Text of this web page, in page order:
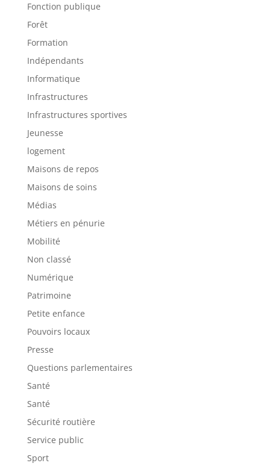
Fonction publique
Forêt
Formation
Indépendants
Informatique
Infrastructures
Infrastructures sportives
Jeunesse
logement
Maisons de repos
Maisons de soins
Médias
Métiers en pénurie
Mobilité
Non classé
Numérique
Patrimoine
Petite enfance
Pouvoirs locaux
Presse
Questions parlementaires
Santé
Santé
Sécurité routière
Service public
Sport